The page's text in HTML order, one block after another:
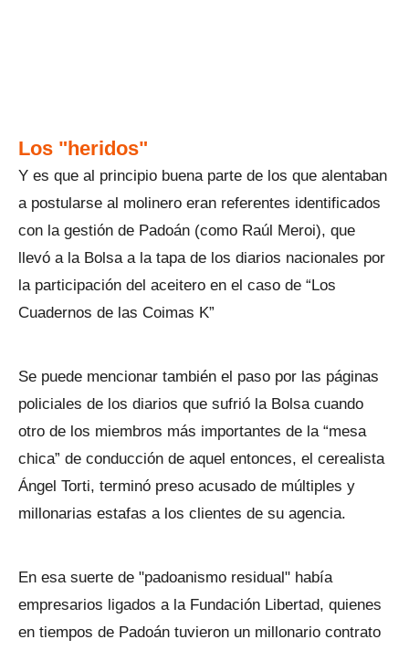
Los "heridos"
Y es que al principio buena parte de los que alentaban
a postularse al molinero eran referentes identificados
con la gestión de Padoán (como Raúl Meroi), que
llevó a la Bolsa a la tapa de los diarios nacionales por
la participación del aceitero en el caso de “Los
Cuadernos de las Coimas K”
Se puede mencionar también el paso por las páginas
policiales de los diarios que sufrió la Bolsa cuando
otro de los miembros más importantes de la “mesa
chica” de conducción de aquel entonces, el cerealista
Ángel Torti, terminó preso acusado de múltiples y
millonarias estafas a los clientes de su agencia.
En esa suerte de "padoanismo residual" había
empresarios ligados a la Fundación Libertad, quienes
en tiempos de Padoán tuvieron un millonario contrato